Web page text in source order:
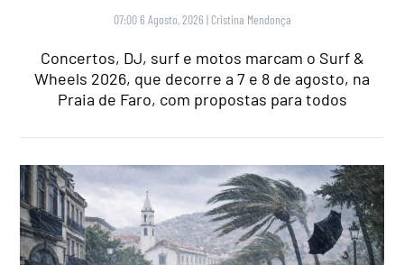
07:00 6 Agosto, 2026 | Cristina Mendonça
Concertos, DJ, surf e motos marcam o Surf &
Wheels 2026, que decorre a 7 e 8 de agosto, na
Praia de Faro, com propostas para todos